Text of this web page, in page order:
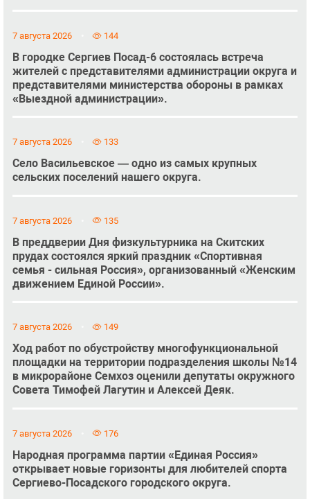
7 августа 2026 144
В городке Сергиев Посад-6 состоялась встреча
жителей с представителями администрации округа и
представителями министерства обороны в рамках
«Выездной администрации».
7 августа 2026 133
Село Васильевское — одно из самых крупных
сельских поселений нашего округа.
7 августа 2026 135
В преддверии Дня физкультурника на Скитских
прудах состоялся яркий праздник «Спортивная
семья - сильная Россия», организованный «Женским
движением Единой России».
7 августа 2026 149
Ход работ по обустройству многофункциональной
площадки на территории подразделения школы №14
в микрорайоне Семхоз оценили депутаты окружного
Совета Тимофей Лагутин и Алексей Деяк.
7 августа 2026 176
Народная программа партии «Единая Россия»
открывает новые горизонты для любителей спорта
Сергиево-Посадского городского округа.